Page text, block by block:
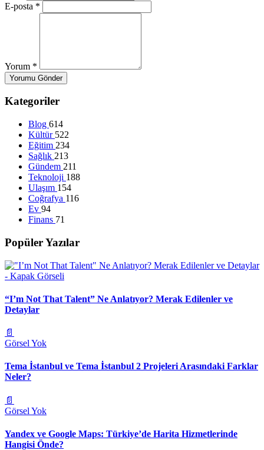
E-posta *
Yorum *
Yorumu Gönder
Kategoriler
Blog 614
Kültür 522
Eğitim 234
Sağlık 213
Gündem 211
Teknoloji 188
Ulaşım 154
Coğrafya 116
Ev 94
Finans 71
Popüler Yazılar
“I’m Not That Talent” Ne Anlatıyor? Merak Edilenler ve
Detaylar
📄
Görsel Yok
Tema İstanbul ve Tema İstanbul 2 Projeleri Arasındaki Farklar
Neler?
📄
Görsel Yok
Yandex ve Google Maps: Türkiye’de Harita Hizmetlerinde
Hangisi Önde?